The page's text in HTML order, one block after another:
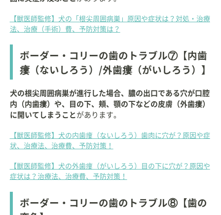
【獣医師監修】犬の「根尖周囲病巣」原因や症状は？対処・治療
法、治療（手術）費、予防対策は？
ボーダー・コリーの歯のトラブル⑦【内歯
瘻（ないしろう）/外歯瘻（がいしろう）】
犬の根尖周囲病巣が進行した場合、膿の出口である穴が口腔
内（内歯瘻）や、目の下、頬、顎の下などの皮膚（外歯瘻）
に開いてしまうこと があります。
【獣医師監修】犬の内歯瘻（ないしろう）歯肉に穴が？原因や症
状、治療法、治療費、予防対策！
【獣医師監修】犬の外歯瘻（がいしろう）目の下に穴が？原因や
症状は？治療法、治療費、予防対策！
ボーダー・コリーの歯のトラブル⑧【歯の